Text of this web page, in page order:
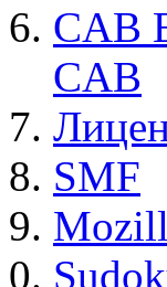
CAB
CAB
SMF